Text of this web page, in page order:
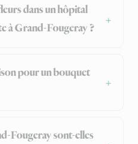
dans un hôpital
à Grand-Fougeray ?
pour un bouquet
Fougeray sont-elles